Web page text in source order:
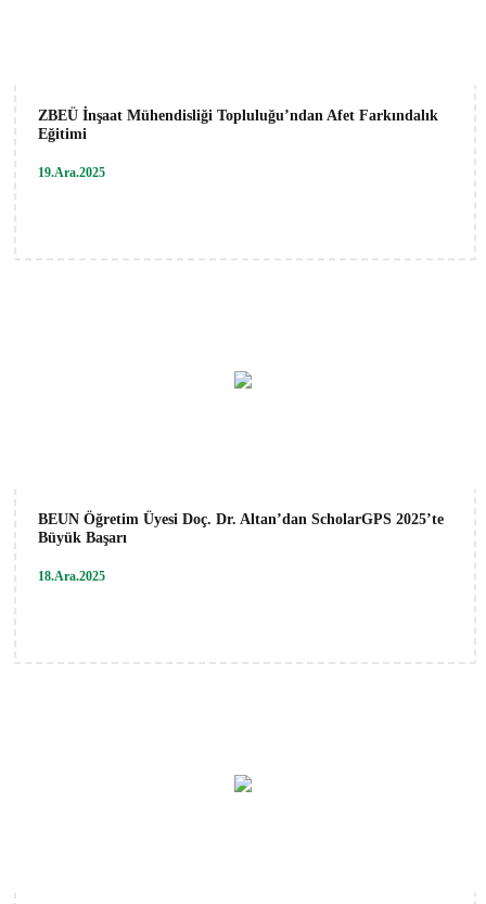
ZBEÜ İnşaat Mühendisliği Topluluğu’ndan Afet Farkındalık
Eğitimi
19.Ara.2025
BEUN Öğretim Üyesi Doç. Dr. Altan’dan ScholarGPS 2025’te
Büyük Başarı
18.Ara.2025